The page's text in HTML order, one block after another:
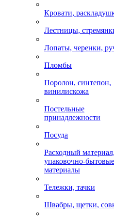
Кровати,
Лестницы,
Лопаты, черенки,
Пломбы
Поролон, синтепон,
винилискожа
Постельные
принадлежности
Посуда
Расходный материал,
упаковочно-бытовые
материалы
Тележки, тачки
Швабры, щетки,